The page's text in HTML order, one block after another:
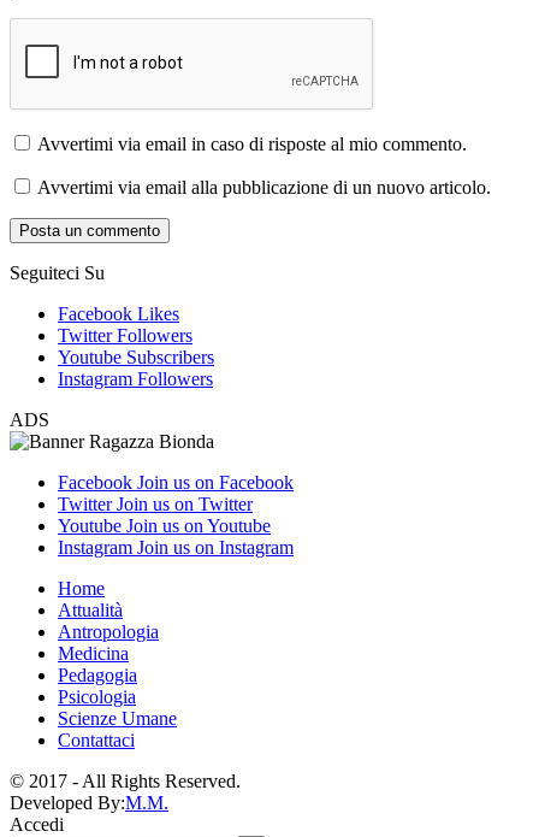
Avvertimi via email in caso di risposte al mio commento.
Avvertimi via email alla pubblicazione di un nuovo articolo.
Seguiteci Su
Facebook Likes
Twitter Followers
Youtube Subscribers
Instagram Followers
ADS
Facebook Join us on Facebook
Twitter Join us on Twitter
Youtube Join us on Youtube
Instagram Join us on Instagram
Home
Attualità
Antropologia
Medicina
Pedagogia
Psicologia
Scienze Umane
Contattaci
© 2017 - All Rights Reserved.
Developed By:M.M.
Accedi